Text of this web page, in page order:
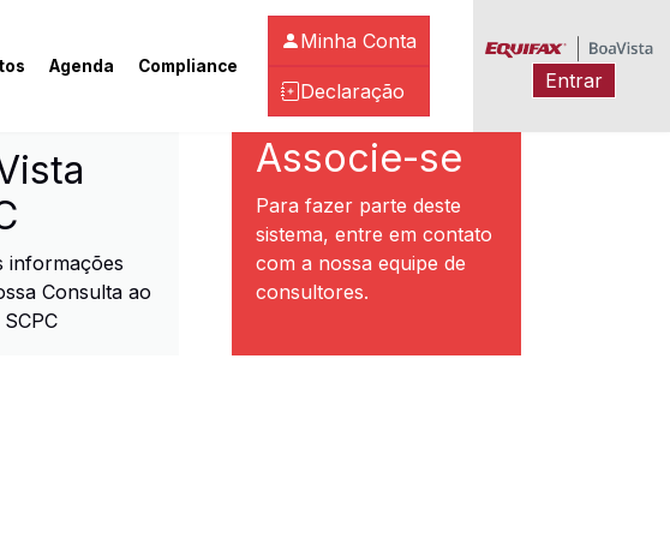
Agenda Compliance
Minha Conta
Declaração Entrar
de Ribeirão Preto
informações
Consulta ao
Associe-se
Para fazer parte deste
sistema, entre em contato
com a nossa equipe de
consultores.